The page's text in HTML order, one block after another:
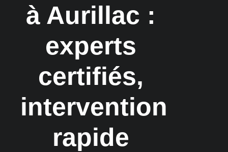
à Aurillac :
experts
certifiés,
intervention
rapide